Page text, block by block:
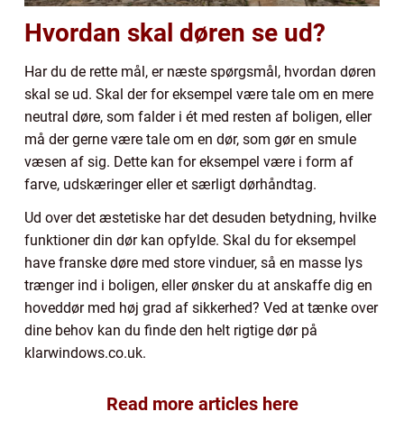
Hvordan skal døren se ud?
Har du de rette mål, er næste spørgsmål, hvordan døren
skal se ud. Skal der for eksempel være tale om en mere
neutral døre, som falder i ét med resten af boligen, eller
må der gerne være tale om en dør, som gør en smule
væsen af sig. Dette kan for eksempel være i form af
farve, udskæringer eller et særligt dørhåndtag.
Ud over det æstetiske har det desuden betydning, hvilke
funktioner din dør kan opfylde. Skal du for eksempel
have franske døre med store vinduer, så en masse lys
trænger ind i boligen, eller ønsker du at anskaffe dig en
hoveddør med høj grad af sikkerhed? Ved at tænke over
dine behov kan du finde den helt rigtige dør på
klarwindows.co.uk.
Read more articles here